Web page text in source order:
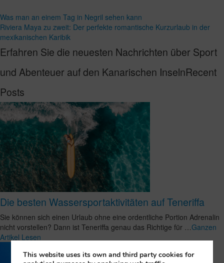
Was man an einem Tag in Negril sehen kann
Riviera Maya zu zweit: Der perfekte romantische Kurzurlaub in der
mexikanischen Karibik
Erfahren Sie die neuesten Nachrichten über Sport
und Abenteuer auf den Kanarischen InselnRecent
Posts
Die besten Wassersportaktivitäten auf Teneriffa
Sie können sich einen Urlaub ohne eine ordentliche Portion Adrenalin
nicht vorstellen? Dann ist Teneriffa genau das Richtige für …Ganzen
Artikel Lesen
This website uses its own and third party cookies for